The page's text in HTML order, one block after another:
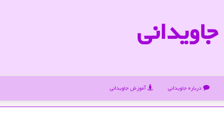
جاویدانی
درباره جاویدانی آموزش جاویدانی